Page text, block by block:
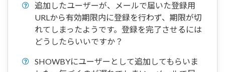
追加したユーザーが、メールで届いた登録用
URLから有効期限内に登録を行わず、期限が切
れてしまったようです。登録を完了させるには
どうしたらいいですか？
SHOWBYにユーザーとして追加してもらいま